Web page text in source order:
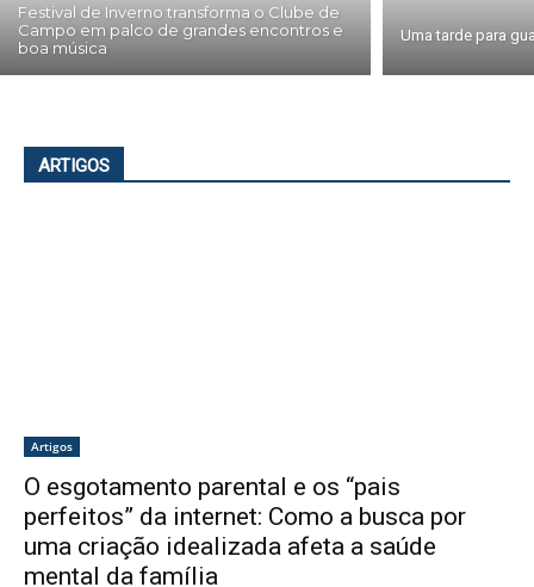
Festival de Inverno transforma o Clube de
Campo em palco de grandes encontros e
boa música
Uma tarde para
ARTIGOS
Artigos
O esgotamento parental e os “pais
perfeitos” da internet: Como a busca por
uma criação idealizada afeta a saúde
mental da família